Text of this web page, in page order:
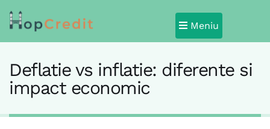
Meniu
Deflatie vs inflatie: diferente si
impact economic